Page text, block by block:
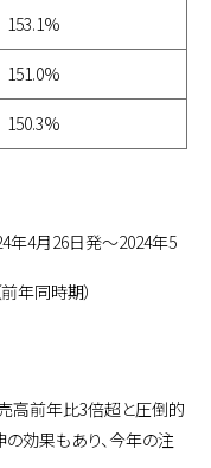
153.1%
151.0%
150.3%
年4月26日発～2024年5
同時期）
高前年比3倍超と圧倒的
効果もあり、今年の注